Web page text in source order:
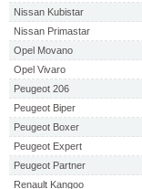
Nissan Kubistar
Nissan Primastar
Opel Movano
Opel Vivaro
Peugeot 206
Peugeot Biper
Peugeot Boxer
Peugeot Expert
Peugeot Partner
Renault Kangoo